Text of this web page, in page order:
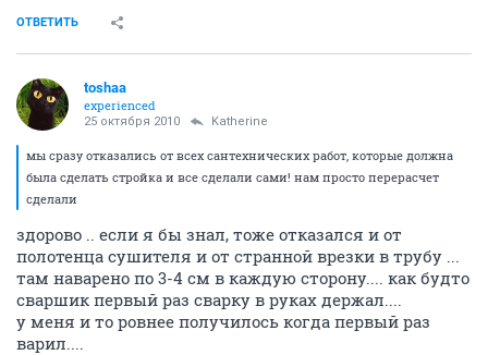
ОТВЕТИТЬ
toshaa
experienced
25 октября 2010 Katherine
мы сразу отказались от всех сантехнических работ, которые должна
была сделать стройка и все сделали сами! нам просто перерасчет
сделали
здорово .. если я бы знал, тоже отказался и от
полотенца сушителя и от странной врезки в трубу ...
там наварено по 3-4 см в каждую сторону.... как будто
сваршик первый раз сварку в руках держал....
у меня и то ровнее получилось когда первый раз
варил....